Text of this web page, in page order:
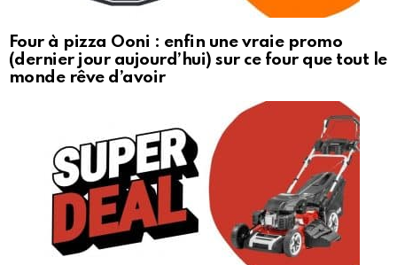
Four à pizza Ooni : enfin une vraie promo
(dernier jour aujourd’hui) sur ce four que tout le
monde rêve d’avoir